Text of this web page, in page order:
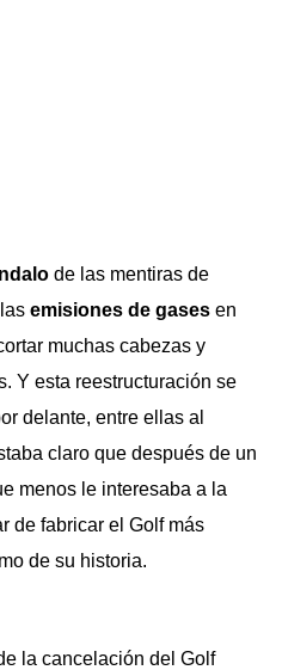
de las mentiras de
emisiones de gases en
muchas cabezas y
Y esta reestructuración se
delante, entre ellas al
claro que después de un
menos le interesaba a la
de fabricar el Golf más
de su historia.
la cancelación del Golf